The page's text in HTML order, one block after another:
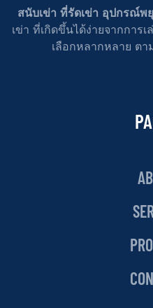
สนับเข่า ที่รัดเข่า อุปกรณ์พยุ
เข่า ที่เกิดขึ้นได้ง่ายจากกา
เลือกหลากหลาย ตา